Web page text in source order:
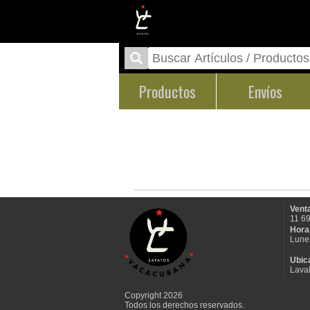
Productos Envíos
Copyright 2026
Todos los derechos reservados.
11